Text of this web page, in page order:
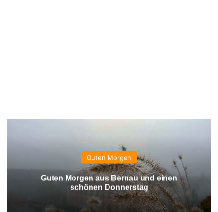
Guten Morgen
Guten Morgen aus Bernau und einen
schönen Donnerstag